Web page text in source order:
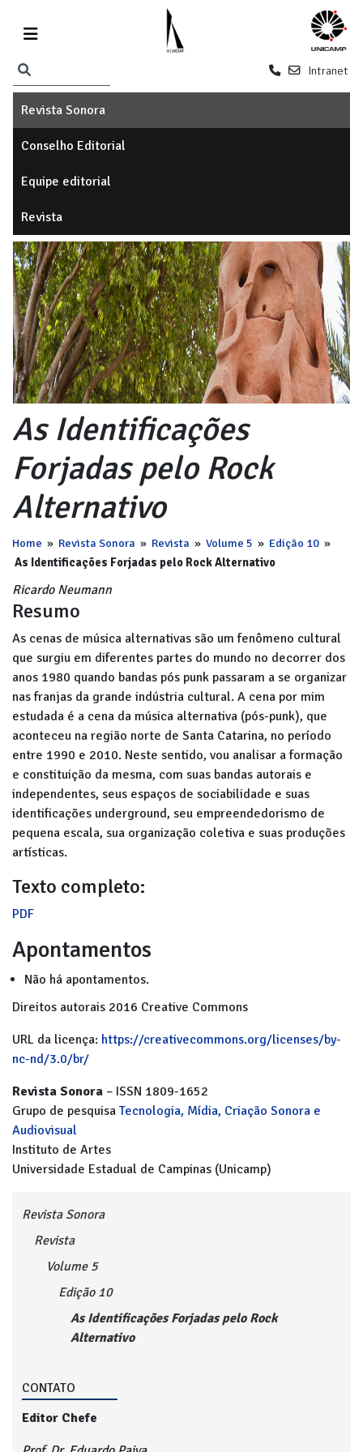
Intranet
Revista Sonora
Conselho Editorial
Equipe editorial
Revista
As Identificações
Forjadas pelo Rock
Alternativo
Home » Revista Sonora » Revista » Volume 5 » Edição 10 »
As Identificações Forjadas pelo Rock Alternativo
Ricardo Neumann
Resumo
As cenas de música alternativas são um fenômeno cultural
que surgiu em diferentes partes do mundo no decorrer dos
anos 1980 quando bandas pós punk passaram a se organizar
nas franjas da grande indústria cultural. A cena por mim
estudada é a cena da música alternativa (pós-punk), que
aconteceu na região norte de Santa Catarina, no período
entre 1990 e 2010. Neste sentido, vou analisar a formação
e constituição da mesma, com suas bandas autorais e
independentes, seus espaços de sociabilidade e suas
identificações underground, seu empreendedorismo de
pequena escala, sua organização coletiva e suas produções
artísticas.
Texto completo:
PDF
Apontamentos
Não há apontamentos.
Direitos autorais 2016 Creative Commons
URL da licença: https://creativecommons.org/licenses/by-
nc-nd/3.0/br/
Revista Sonora – ISSN 1809-1652
Grupo de pesquisa Tecnologia, Mídia, Criação Sonora e
Audiovisual
Instituto de Artes
Universidade Estadual de Campinas (Unicamp)
Revista Sonora
Revista
Volume 5
Edição 10
As Identificações Forjadas pelo Rock
Alternativo
CONTATO
Editor Chefe